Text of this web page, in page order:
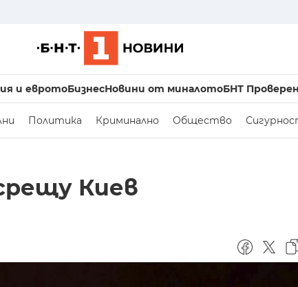
и евротоБизнесНовини от миналотоБНТ
Политика Криминално Общество
Киев